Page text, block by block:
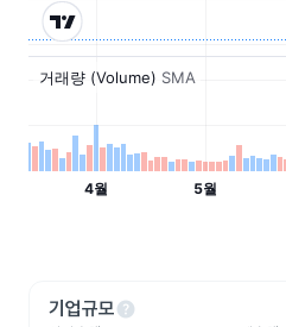
기업규모help